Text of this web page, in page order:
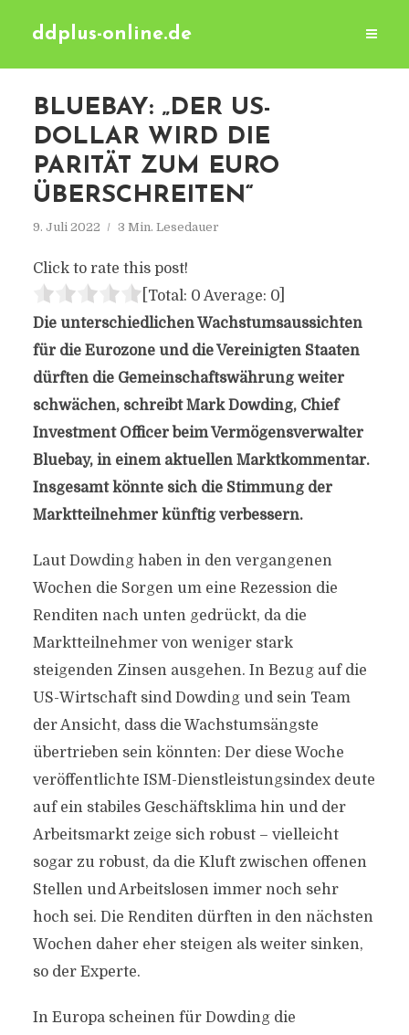
ddplus-online.de
BLUEBAY: „DER US-
DOLLAR WIRD DIE
PARITÄT ZUM EURO
ÜBERSCHREITEN“
9. Juli 2022 3 Min. Lesedauer
Click to rate this post!
[Total: 0 Average: 0]
Die unterschiedlichen Wachstumsaussichten
für die Eurozone und die Vereinigten Staaten
dürften die Gemeinschaftswährung weiter
schwächen, schreibt Mark Dowding, Chief
Investment Officer beim Vermögensverwalter
Bluebay, in einem aktuellen Marktkommentar.
Insgesamt könnte sich die Stimmung der
Marktteilnehmer künftig verbessern.
Laut Dowding haben in den vergangenen
Wochen die Sorgen um eine Rezession die
Renditen nach unten gedrückt, da die
Marktteilnehmer von weniger stark
steigenden Zinsen ausgehen. In Bezug auf die
US-Wirtschaft sind Dowding und sein Team
der Ansicht, dass die Wachstumsängste
übertrieben sein könnten: Der diese Woche
veröffentlichte ISM-Dienstleistungsindex deute
auf ein stabiles Geschäftsklima hin und der
Arbeitsmarkt zeige sich robust – vielleicht
sogar zu robust, da die Kluft zwischen offenen
Stellen und Arbeitslosen immer noch sehr
hoch sei. Die Renditen dürften in den nächsten
Wochen daher eher steigen als weiter sinken,
so der Experte.
In Europa scheinen für Dowding die